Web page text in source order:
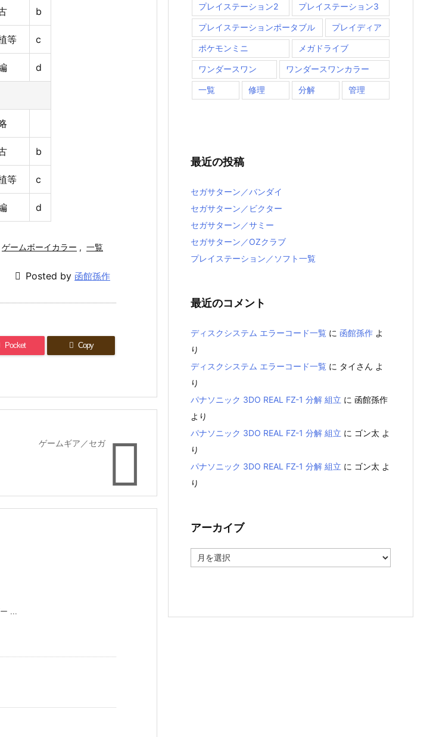
b
等 c
d
b
等 c
d
ゲームボーイカラー , 一覧
 Posted by 函館孫作
Pocket Copy

ゲームギア／セガ
...
プレイステーション2 プレイステーション3
プレイステーションポータブル プレイディア
ポケモンミニ メガドライブ
ワンダースワン ワンダースワンカラー
一覧 修理 分解 管理
最近の投稿
セガサターン／バンダイ
セガサターン／ビクター
セガサターン／サミー
セガサターン／OZクラブ
プレイステーション／ソフト一覧
最近のコメント
ディスクシステム エラーコード一覧 に 函館孫作 よ
り
ディスクシステム エラーコード一覧 に タイさん よ
り
パナソニック 3DO REAL FZ-1 分解 組立 に 函館孫作
より
パナソニック 3DO REAL FZ-1 分解 組立 に ゴン太 よ
り
パナソニック 3DO REAL FZ-1 分解 組立 に ゴン太 よ
り
アーカイブ
ー